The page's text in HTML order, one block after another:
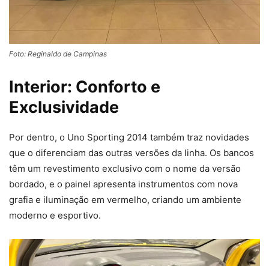
Foto: Reginaldo de Campinas
Interior: Conforto e
Exclusividade
Por dentro, o Uno Sporting 2014 também traz novidades
que o diferenciam das outras versões da linha. Os bancos
têm um revestimento exclusivo com o nome da versão
bordado, e o painel apresenta instrumentos com nova
grafia e iluminação em vermelho, criando um ambiente
moderno e esportivo.